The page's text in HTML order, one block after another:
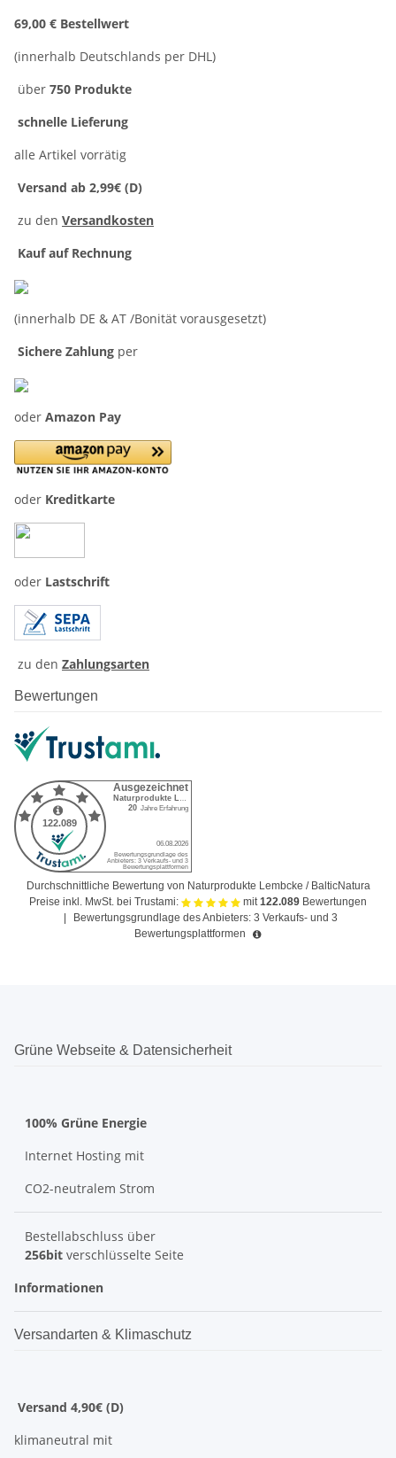
69,00 € Bestellwert
(innerhalb Deutschlands per DHL)
über 750 Produkte
schnelle Lieferung
alle Artikel vorrätig
Versand ab 2,99€ (D)
zu den Versandkosten
Kauf auf Rechnung
(innerhalb DE & AT /Bonität vorausgesetzt)
Sichere Zahlung per
oder Amazon Pay
oder Kreditkarte
oder Lastschrift
zu den Zahlungsarten
Bewertungen
Durchschnittliche Bewertung von Naturprodukte Lembcke / BalticNatura
Preise inkl. MwSt. bei Trustami:
mit122.089 Bewertungen
Bewertungsgrundlage des Anbieters: 3 Verkaufs- und 3
Bewertungsplattformen
Grüne Webseite & Datensicherheit
100% Grüne Energie
Internet Hosting mit
CO2-neutralem Strom
Bestellabschluss über
256bit verschlüsselte Seite
Informationen
Versandarten & Klimaschutz
Versand 4,90€ (D)
klimaneutral mit